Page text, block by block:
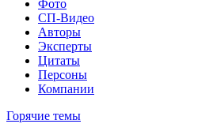
Фото
СП-Видео
Авторы
Эксперты
Цитаты
Персоны
Компании
Горячие темы